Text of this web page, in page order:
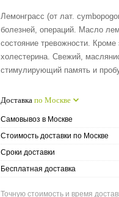
Лемонграсс (от лат.
болезней, операций. Масло
состояние тревожности. Кроме
холестерина. Свежий,
стимулирующий память и
Доставка по Москве
Самовывоз в Москве
Стоимость доставки по Москве
Сроки доставки
Бесплатная доставка
Точную стоимость и время